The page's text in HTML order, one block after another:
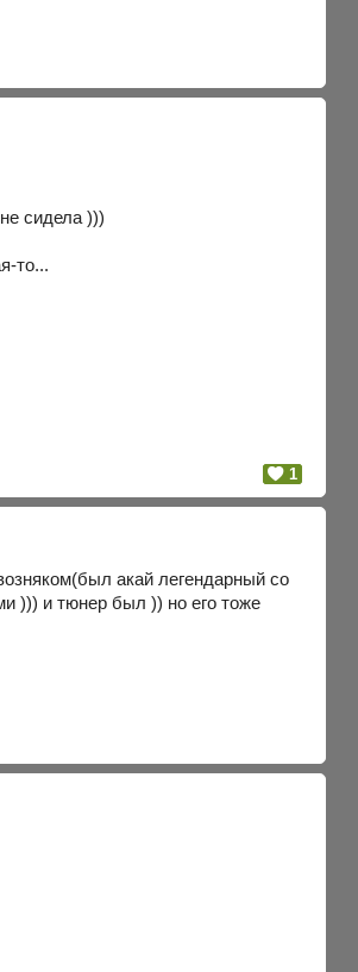
сидела )))
то...
1
акай легендарный со
))) и тюнер был )) но его тоже